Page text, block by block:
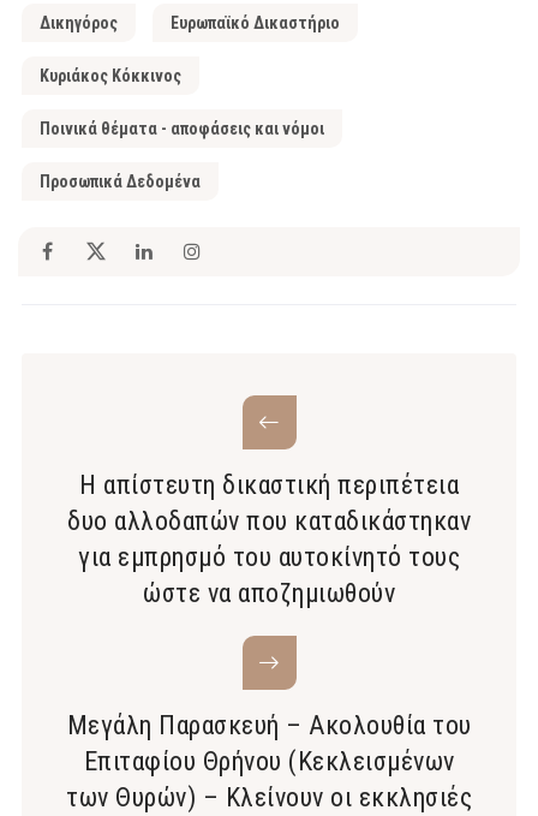
Δικηγόρος Ευρωπαϊκό Δικαστήριο
Κυριάκος Κόκκινος
Ποινικά θέματα - αποφάσεις και νόμοι
Προσωπικά Δεδομένα
Η απίστευτη δικαστική περιπέτεια
δυο αλλοδαπών που καταδικάστηκαν
για εμπρησμό του αυτοκίνητό τους
ώστε να αποζημιωθούν
Μεγάλη Παρασκευή – Ακολουθία του
Επιταφίου Θρήνου (Κεκλεισμένων
των Θυρών) – Κλείνουν οι εκκλησιές